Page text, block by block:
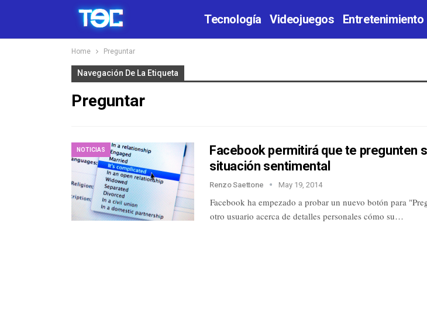
Tecnología Videojuegos Entretenimiento
Home Preguntar
Navegación De La Etiqueta
Preguntar
NOTICIAS
Facebook permitirá que te pregunten
situación sentimental
Renzo Saettone May 19, 2014
Facebook ha empezado a probar un nuevo botón para
otro usuario acerca de detalles personales cómo su…